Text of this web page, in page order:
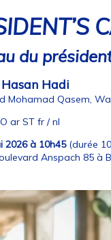
du
Hasan Hadi
Mohamad Qasem,
ar ST fr / nl
2026 à 10h45(durée
Anspach 85 à